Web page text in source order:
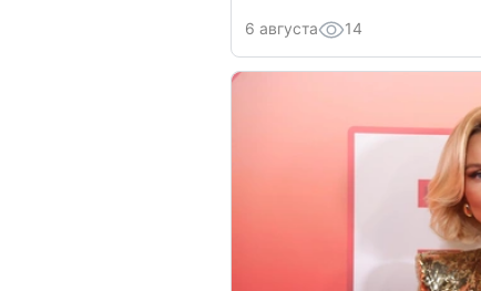
6 августа 14